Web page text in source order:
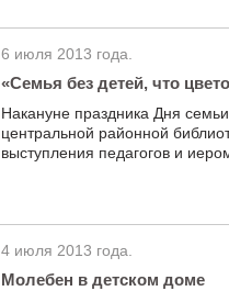
6 июля 2013 года.
«Семья без детей, что
Накануне праздника Дня
центральной районной
выступления педагогов и
4 июля 2013 года.
Молебен в детском доме